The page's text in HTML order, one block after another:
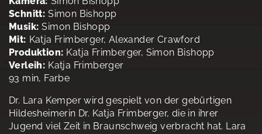
Schnitt: Simon Bishopp
Musik: Simon Bishopp
Mit: Katja Frimberger, Alexander Crawford
Produktion: Katja Frimberger, Simon Bishopp
Verleih: Katja Frimberger
93 min, Farbe
Dr. Lara Kemper wird gespielt von der gebürtigen
Hildesheimerin Dr. Katja Frimberger, die in ihrer
Jugend viel Zeit in Braunschweig verbracht hat. Lara